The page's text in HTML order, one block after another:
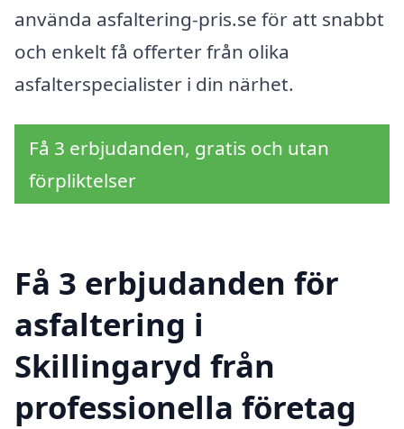
använda asfaltering-pris.se för att snabbt
och enkelt få offerter från olika
asfalterspecialister i din närhet.
Få 3 erbjudanden, gratis och utan
förpliktelser
Få 3 erbjudanden för
asfaltering i
Skillingaryd från
professionella företag